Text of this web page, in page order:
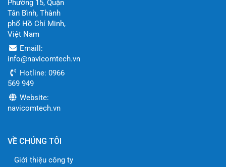
Phường 15, Quận
Tân Bình, Thành
phố Hồ Chí Minh,
Việt Nam
Emaill:
info@navicomtech.vn
Hotline: 0966
569 949
Website:
navicomtech.vn
VỀ CHÚNG TÔI
Giới thiệu công ty